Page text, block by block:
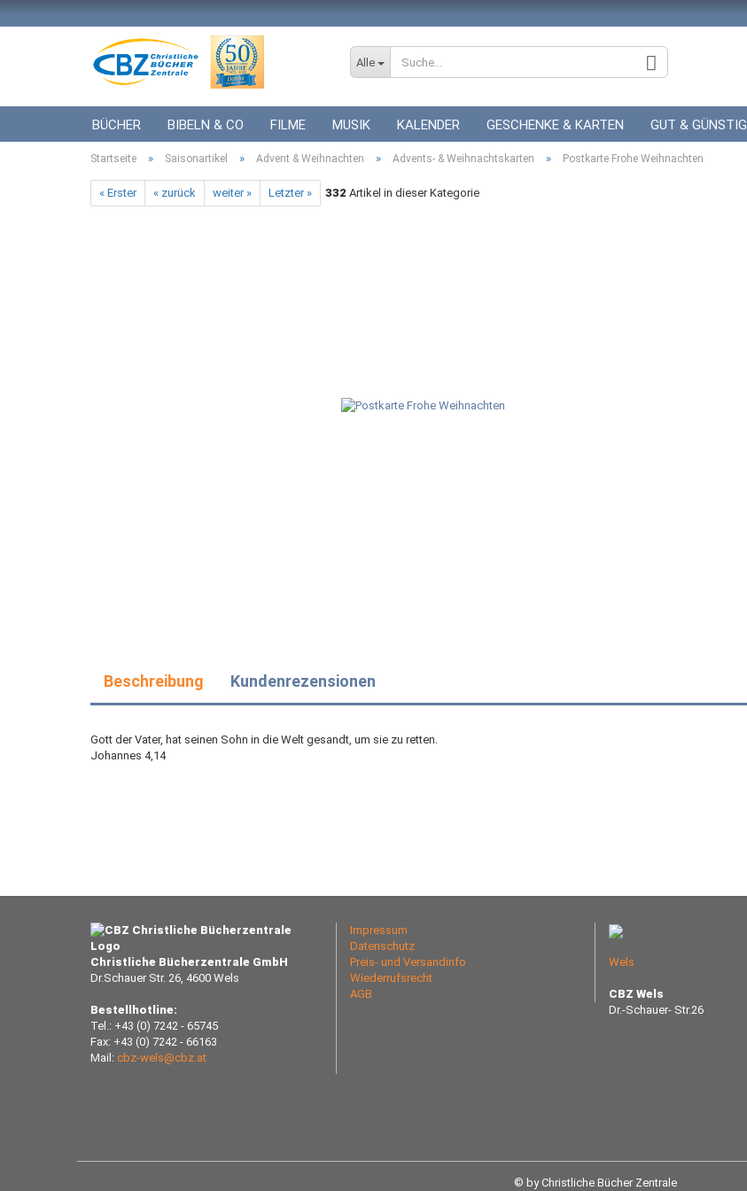
Alle
BÜCHER BIBELN & CO FILME MUSIK KALENDER GESCHENKE & KARTEN GUT & GÜNSTIG
ICF BÜCHER VERSCHIEDENES GESCHENKE ZUR HOCHZEIT GUTSCHEINE
Startseite » Saisonartikel » Advent & Weihnachten » Advents- & Weihnachtskarten » Postkarte Frohe Weihnachten
« Erster « zurück weiter » Letzter » 332 Artikel in dieser Kategorie
Beschreibung Kundenrezensionen
Gott der Vater, hat seinen Sohn in die Welt gesandt, um sie zu retten.
Johannes 4,14
Christliche Bücherzentrale GmbH
Dr.Schauer Str. 26, 4600 Wels
Bestellhotline:
Tel.: +43 (0) 7242 - 65745
Fax: +43 (0) 7242 - 66163
Mail: cbz-wels@cbz.at
Impressum
Datenschutz
Preis- und Versandinfo
Wiederrufsrecht
AGB
Wels
CBZ Wels
Dr.-Schauer- Str.26
© by Christliche Bücher Zentrale